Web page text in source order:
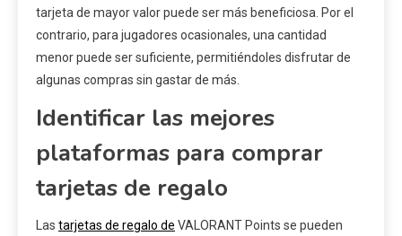
tarjeta de mayor valor puede ser más beneficiosa. Por el
contrario, para jugadores ocasionales, una cantidad
menor puede ser suficiente, permitiéndoles disfrutar de
algunas compras sin gastar de más.
Identificar las mejores
plataformas para comprar
tarjetas de regalo
Las tarjetas de regalo de VALORANT Points se pueden